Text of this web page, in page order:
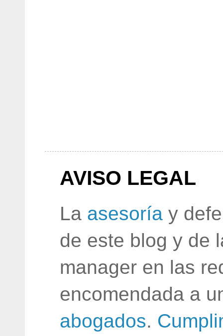
AVISO LEGAL
La asesoría y
de este blog y de
manager en las
encomendada a
abogados.